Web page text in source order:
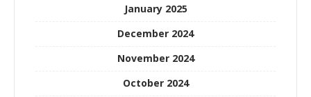
January 2025
December 2024
November 2024
October 2024